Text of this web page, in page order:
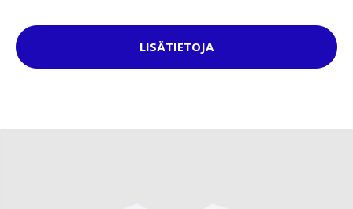
LISÄTIETOJA